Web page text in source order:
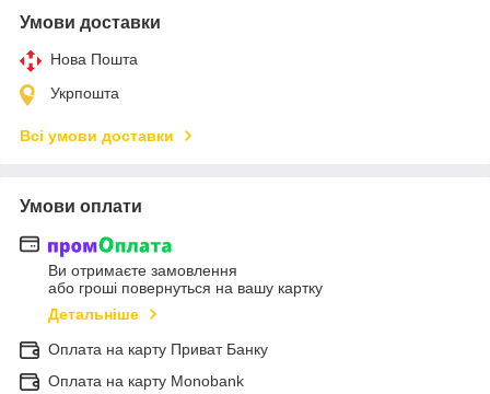
Умови доставки
Нова Пошта
Укрпошта
Всі умови доставки
Умови оплати
Ви отримаєте замовлення
або гроші повернуться на вашу картку
Детальніше
Оплата на карту Приват Банку
Оплата на карту Monobank